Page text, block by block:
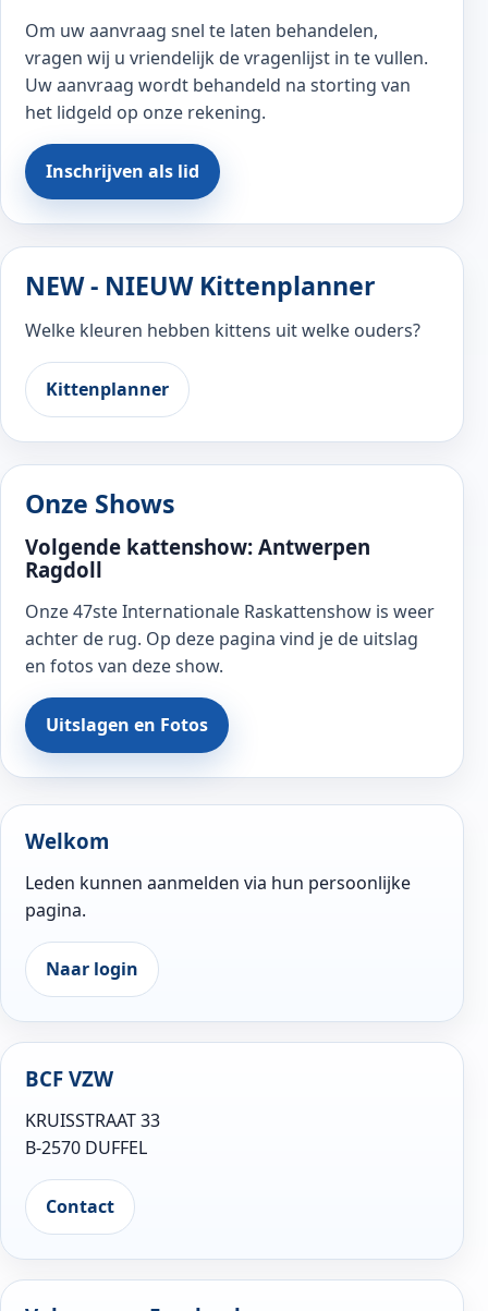
Om uw aanvraag snel te laten behandelen,
vragen wij u vriendelijk de vragenlijst in te vullen.
Uw aanvraag wordt behandeld na storting van
het lidgeld op onze rekening.
Inschrijven als lid
NEW - NIEUW Kittenplanner
Welke kleuren hebben kittens uit welke ouders?
Kittenplanner
Onze Shows
Volgende kattenshow: Antwerpen
Ragdoll
Onze 47ste Internationale Raskattenshow is weer
achter de rug. Op deze pagina vind je de uitslag
en fotos van deze show.
Uitslagen en Fotos
Welkom
Leden kunnen aanmelden via hun persoonlijke
pagina.
Naar login
BCF VZW
KRUISSTRAAT 33
B-2570 DUFFEL
Contact